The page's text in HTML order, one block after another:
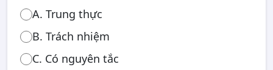
A. Trung thực
B. Trách nhiệm
C. Có nguyên tắc